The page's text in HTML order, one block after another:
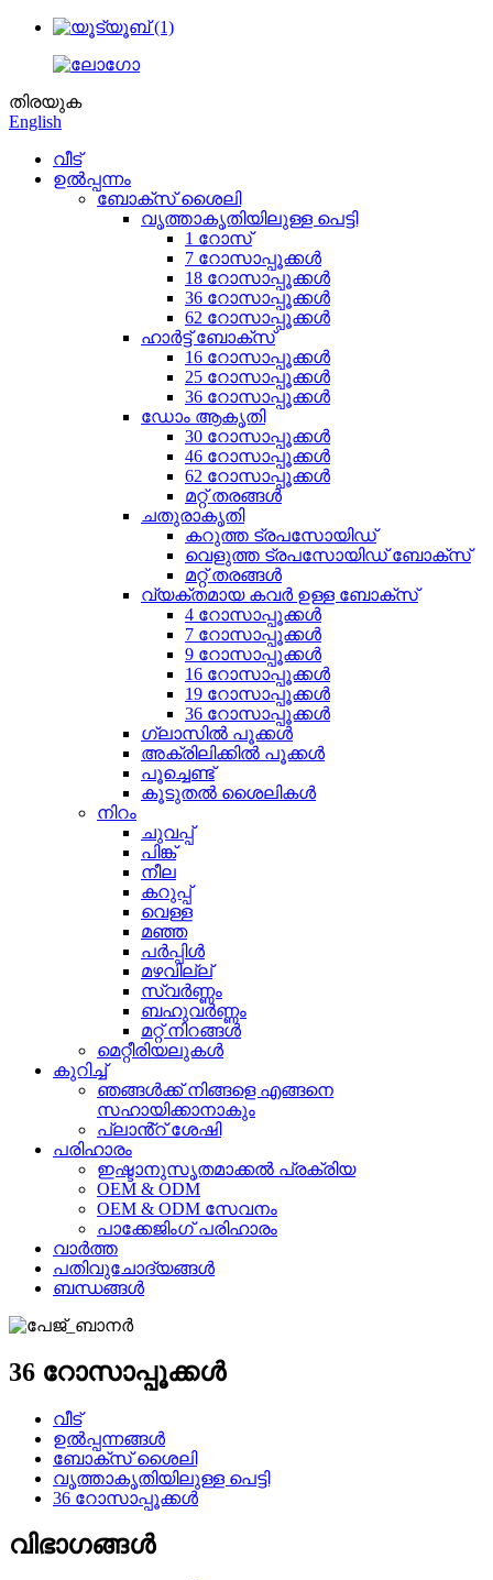
തിരയുക
English
വീട്
ഉൽപ്പന്നം
ബോക്സ് ശൈലി
വൃത്താകൃതിയിലുള്ള പെട്ടി
1 റോസ്
7 റോസാപ്പൂക്കൾ
18 റോസാപ്പൂക്കൾ
36 റോസാപ്പൂക്കൾ
62 റോസാപ്പൂക്കൾ
ഹാർട്ട് ബോക്സ്
16 റോസാപ്പൂക്കൾ
25 റോസാപ്പൂക്കൾ
36 റോസാപ്പൂക്കൾ
ഡോം ആകൃതി
30 റോസാപ്പൂക്കൾ
46 റോസാപ്പൂക്കൾ
62 റോസാപ്പൂക്കൾ
മറ്റ് തരങ്ങൾ
ചതുരാകൃതി
കറുത്ത ട്രപസോയിഡ്
വെളുത്ത ട്രപസോയിഡ് ബോക്സ്
മറ്റ് തരങ്ങൾ
വ്യക്തമായ കവർ ഉള്ള ബോക്സ്
4 റോസാപ്പൂക്കൾ
7 റോസാപ്പൂക്കൾ
9 റോസാപ്പൂക്കൾ
16 റോസാപ്പൂക്കൾ
19 റോസാപ്പൂക്കൾ
36 റോസാപ്പൂക്കൾ
ഗ്ലാസിൽ പൂക്കൾ
അക്രിലിക്കിൽ പൂക്കൾ
പൂച്ചെണ്ട്
കൂടുതൽ ശൈലികൾ
നിറം
ചുവപ്പ്
പിങ്ക്
നീല
കറുപ്പ്
വെള്ള
മഞ്ഞ
പർപ്പിൾ
മഴവില്ല്
സ്വർണ്ണം
ബഹുവർണ്ണം
മറ്റ് നിറങ്ങൾ
മെറ്റീരിയലുകൾ
കുറിച്ച്
ഞങ്ങൾക്ക് നിങ്ങളെ എങ്ങനെ
സഹായിക്കാനാകും
പ്ലാൻ്റ് ശേഷി
പരിഹാരം
ഇഷ്ടാനുസൃതമാക്കൽ പ്രക്രിയ
OEM & ODM
OEM & ODM സേവനം
പാക്കേജിംഗ് പരിഹാരം
വാർത്ത
പതിവുചോദ്യങ്ങൾ
ബന്ധങ്ങൾ
36 റോസാപ്പൂക്കൾ
വീട്
ഉൽപ്പന്നങ്ങൾ
ബോക്സ് ശൈലി
വൃത്താകൃതിയിലുള്ള പെട്ടി
36 റോസാപ്പൂക്കൾ
വിഭാഗങ്ങൾ